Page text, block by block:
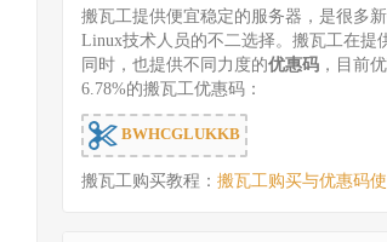
搬瓦工提供便宜稳定的服务器，是很多
Linux技术人员的不二选择。搬瓦工在提
同时，也提供不同力度的优惠码 ，目前
6.78%的搬瓦工优惠码：
BWHCGLUKKB
搬瓦工购买教程： 搬瓦工购买与优惠码